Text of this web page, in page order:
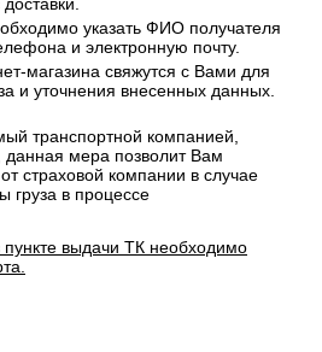
указать ФИО получателя
и электронную почту.
магазина свяжутся с Вами для
и уточнения внесенных данных.
транспортной компанией,
данная мера позволит Вам
страховой компании в случае
груза в процессе
пункте выдачи ТК необходимо